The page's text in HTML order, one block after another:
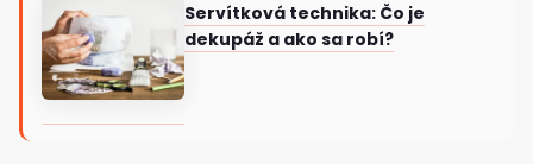
Servítková technika: Čo je
dekupáž a ako sa robí?